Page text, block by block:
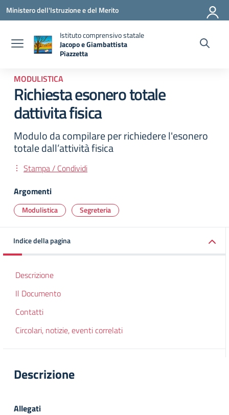
Vai ai contenuti
Vai al menu di navigazione
Vai al footer
Ministero dell'Istruzione e del Merito
Istituto comprensivo statale
Jacopo e Giambattista
Piazzetta
MODULISTICA
Richiesta esonero totale
dattivita fisica
Modulo da compilare per richiedere l'esonero
totale dall’attività fisica
Stampa / Condividi
Argomenti
Modulistica Segreteria
Indice della pagina
Descrizione
Il Documento
Contatti
Circolari, notizie, eventi correlati
Descrizione
Allegati